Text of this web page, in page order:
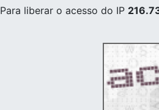
Para liberar o acesso do IP